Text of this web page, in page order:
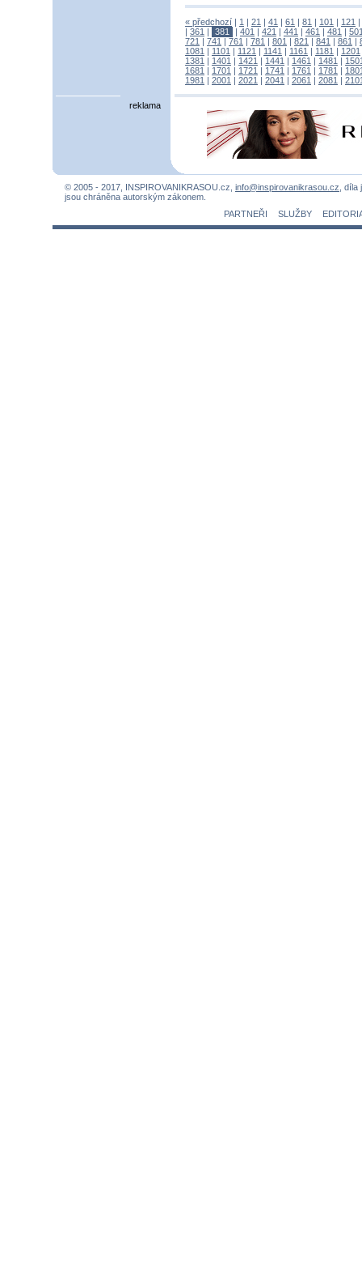
« předchozí | 1 | 21 | 41 | 61 | 81 | 101 | 121 |
| 361 | 381 | 401 | 421 | 441 | 461 | 481 |
721 | 741 | 761 | 781 | 801 | 821 | 841 | 861 |
1081 | 1101 | 1121 | 1141 | 1161 | 1181 | 1201
1381 | 1401 | 1421 | 1441 | 1461 | 1481 |
1681 | 1701 | 1721 | 1741 | 1761 | 1781 |
1981 | 2001 | 2021 | 2041 | 2061 | 2081 |
reklama
© 2005 - 2017, INSPIROVANIKRASOU.cz, info@inspirovanikrasou.cz ,
jsou chráněna autorským zákonem.
PARTNEŘI
SLUŽBY